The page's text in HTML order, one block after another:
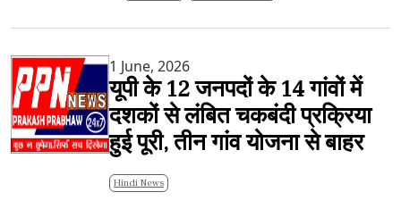
1 June, 2026
यूपी के 12 जनपदों के 14 गांवों में
दशकों से लंबित चकबंदी प्रक्रिया
हुई पूरी, तीन गांव योजना से बाहर
Hindi News